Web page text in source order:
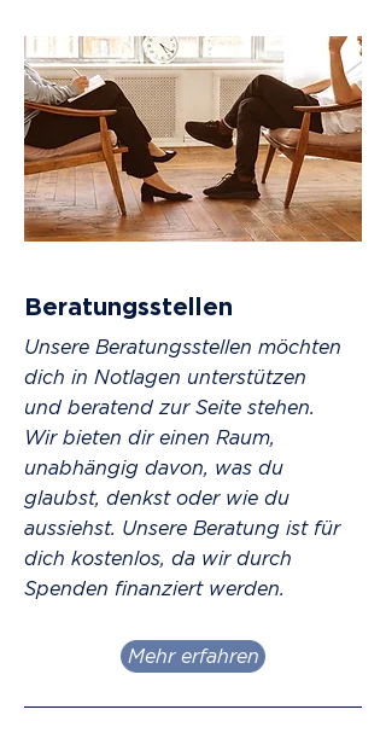
Beratungsstellen
Unsere Beratungsstellen möchten
dich in Notlagen unterstützen
und beratend zur Seite stehen.
Wir bieten dir einen Raum,
unabhängig davon, was du
glaubst, denkst oder wie du
aussiehst. Unsere Beratung ist für
dich kostenlos, da wir durch
Spenden finanziert werden.
Mehr erfahren